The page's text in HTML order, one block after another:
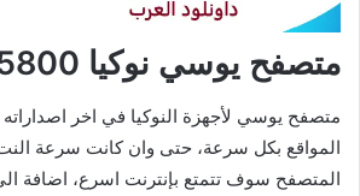
متصفح يوسي نوكيا 5800:
متصفح يوسي لأجهزة النوكيا في اخر
المواقع بكل سرعة، حتى وان كانت سرعة
المتصفح سوف تتمتع بإنترنت اسرع، اضافة